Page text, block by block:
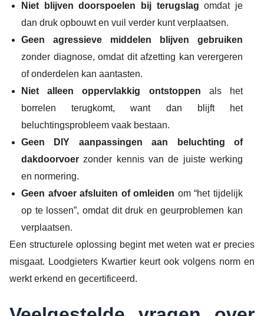
Niet blijven doorspoelen bij terugslag omdat je
dan druk opbouwt en vuil verder kunt verplaatsen.
Geen agressieve middelen blijven gebruiken
zonder diagnose, omdat dit afzetting kan verergeren
of onderdelen kan aantasten.
Niet alleen oppervlakkig ontstoppen als het
borrelen terugkomt, want dan blijft het
beluchtingsprobleem vaak bestaan.
Geen DIY aanpassingen aan beluchting of
dakdoorvoer zonder kennis van de juiste werking
en normering.
Geen afvoer afsluiten of omleiden om “het tijdelijk
op te lossen”, omdat dit druk en geurproblemen kan
verplaatsen.
Een structurele oplossing begint met weten wat er precies
misgaat. Loodgieters Kwartier keurt ook volgens norm en
werkt erkend en gecertificeerd.